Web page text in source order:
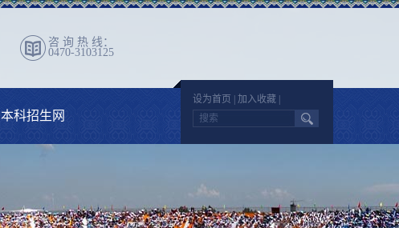
咨 询 热 线：
0470-3103125
本科招生网
设为首页 加入收藏